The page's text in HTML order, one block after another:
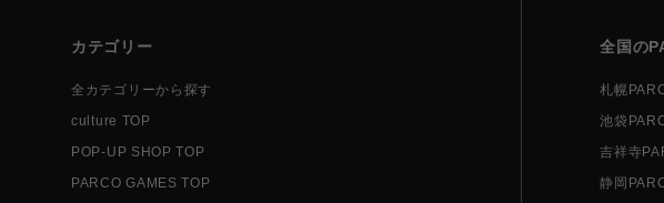
カテゴリー
全カテゴリーから探す
culture TOP
POP-UP SHOP TOP
PARCO GAMES TOP
全国の
札幌
池袋
吉祥寺
静岡